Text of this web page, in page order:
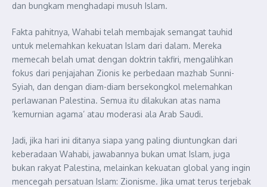
dan bungkam menghadapi musuh Islam.
Fakta pahitnya, Wahabi telah membajak semangat tauhid
untuk melemahkan kekuatan Islam dari dalam. Mereka
memecah belah umat dengan doktrin takfiri, mengalihkan
fokus dari penjajahan Zionis ke perbedaan mazhab Sunni-
Syiah, dan dengan diam-diam bersekongkol melemahkan
perlawanan Palestina. Semua itu dilakukan atas nama
‘kemurnian agama’ atau moderasi ala Arab Saudi.
Jadi, jika hari ini ditanya siapa yang paling diuntungkan dari
keberadaan Wahabi, jawabannya bukan umat Islam, juga
bukan rakyat Palestina, melainkan kekuatan global yang ingin
mencegah persatuan Islam: Zionisme. Jika umat terus terjebak